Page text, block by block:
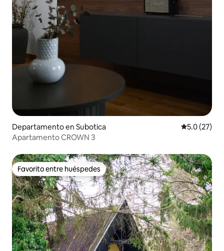
Departamento en Subotica Calificación
5.0 (27)
Apartamento CROWN 3
Favorito entre huéspedes
Favorito entre huéspedes